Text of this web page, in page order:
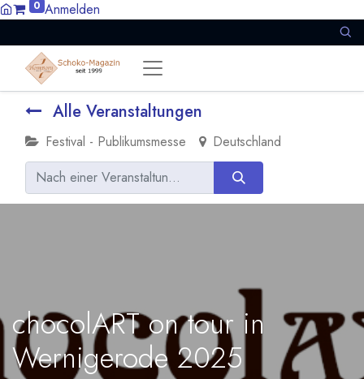
0 Anmelden
Alle Veranstaltungen
Festival - Publikumsmesse Deutschland
chocolART on tour in
Wernigerode 2025